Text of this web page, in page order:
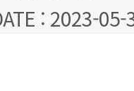
: 2023-